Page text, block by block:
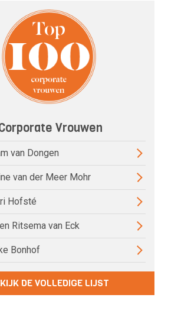
Vrouwen
van Dongen
van der Meer Mohr
Hofsté
Ritsema van Eck
Bonhof
DE VOLLEDIGE LIJST